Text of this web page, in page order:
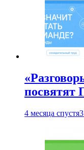
посвятят
4 месяца спустя